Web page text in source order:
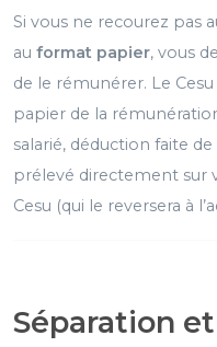
Si vous ne recourez pas
au format papier, vous
de le rémunérer. Le
papier de la
salarié, déduction faite
prélevé directement sur
Cesu (qui le reversera à
Séparation